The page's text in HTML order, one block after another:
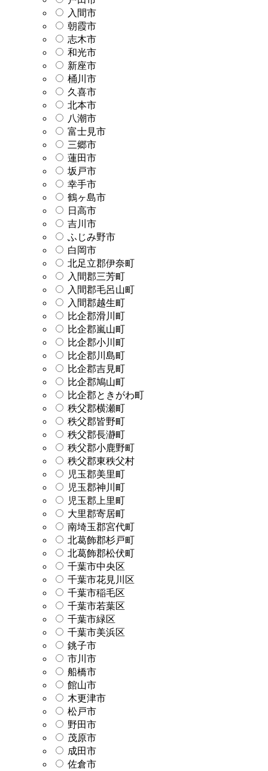
入間市
朝霞市
志木市
和光市
新座市
桶川市
久喜市
北本市
八潮市
富士見市
三郷市
蓮田市
坂戸市
幸手市
鶴ヶ島市
日高市
吉川市
ふじみ野市
白岡市
北足立郡伊奈町
入間郡三芳町
入間郡毛呂山町
入間郡越生町
比企郡滑川町
比企郡嵐山町
比企郡小川町
比企郡川島町
比企郡吉見町
比企郡鳩山町
比企郡ときがわ町
秩父郡横瀬町
秩父郡皆野町
秩父郡長瀞町
秩父郡小鹿野町
秩父郡東秩父村
児玉郡美里町
児玉郡神川町
児玉郡上里町
大里郡寄居町
南埼玉郡宮代町
北葛飾郡杉戸町
北葛飾郡松伏町
千葉市中央区
千葉市花見川区
千葉市稲毛区
千葉市若葉区
千葉市緑区
千葉市美浜区
銚子市
市川市
船橋市
館山市
木更津市
松戸市
野田市
茂原市
成田市
佐倉市